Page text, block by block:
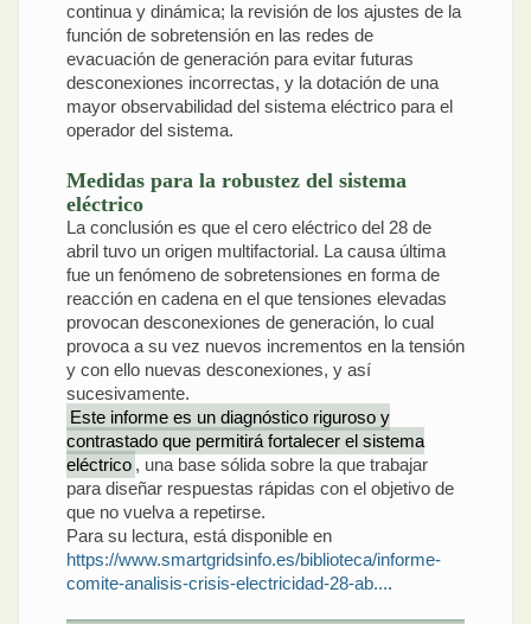
continua y dinámica; la revisión de los ajustes de la
función de sobretensión en las redes de
evacuación de generación para evitar futuras
desconexiones incorrectas, y la dotación de una
mayor observabilidad del sistema eléctrico para el
operador del sistema.
Medidas para la robustez del sistema
eléctrico
La conclusión es que el cero eléctrico del 28 de
abril tuvo un origen multifactorial. La causa última
fue un fenómeno de sobretensiones en forma de
reacción en cadena en el que tensiones elevadas
provocan desconexiones de generación, lo cual
provoca a su vez nuevos incrementos en la tensión
y con ello nuevas desconexiones, y así
sucesivamente.
Este informe es un diagnóstico riguroso y
contrastado que permitirá fortalecer el sistema
eléctrico , una base sólida sobre la que trabajar
para diseñar respuestas rápidas con el objetivo de
que no vuelva a repetirse.
Para su lectura, está disponible en
https://www.smartgridsinfo.es/biblioteca/informe-
comite-analisis-crisis-electricidad-28-ab....